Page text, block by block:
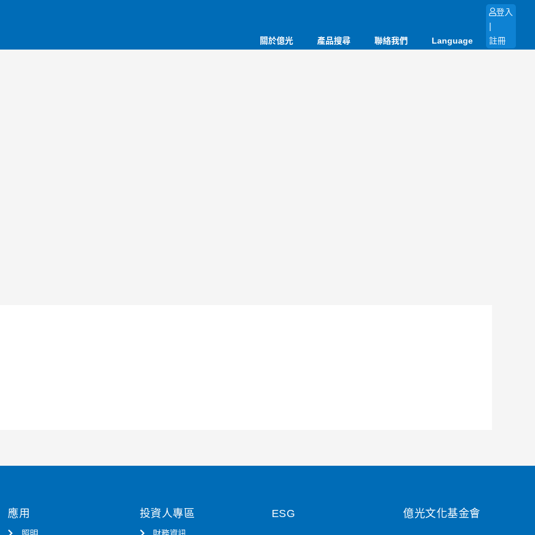
關於億光 產品搜尋 聯絡我們 Language
登入
|
註冊
應用 投資人專區 ESG 億光文化基金會